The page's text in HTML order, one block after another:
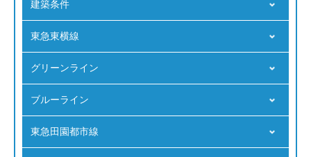
建築条件
東急東横線
グリーンライン
ブルーライン
東急田園都市線